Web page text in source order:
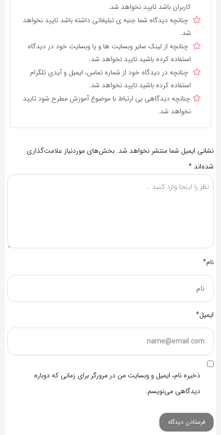
کاربران باشد تایید نخواهد شد.
چنانچه دیدگاه شما جنبه ی تبلیغاتی داشته باشد تایید نخواهد
شد.
چنانچه از لینک سایر وبسایت ها و یا وبسایت خود در دیدگاه
استفاده کرده باشید تایید نخواهد شد.
چنانچه در دیدگاه خود از شماره تماس، ایمیل و آیدی تلگرام
استفاده کرده باشید تایید نخواهد شد.
چنانچه دیدگاهی بی ارتباط با موضوع آموزش مطرح شود تایید
نخواهد شد.
نشانی ایمیل شما منتشر نخواهد شد. بخش‌های موردنیاز علامت‌گذاری
شده‌اند *
نام*
ایمیل*
ذخیره نام، ایمیل و وبسایت من در مرورگر برای زمانی که دوباره
دیدگاهی می‌نویسم.